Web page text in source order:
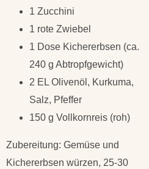
1 Zucchini
1 rote Zwiebel
1 Dose Kichererbsen (ca.
240 g Abtropfgewicht)
2 EL Olivenöl, Kurkuma,
Salz, Pfeffer
150 g Vollkornreis (roh)
Zubereitung: Gemüse und
Kichererbsen würzen, 25-30